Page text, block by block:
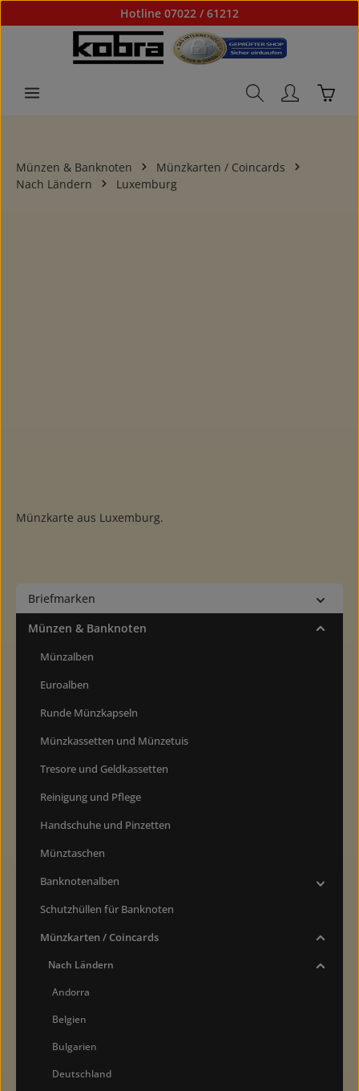
Zum Hauptinhalt springenHotline 07022 / 61212
Münzen & Banknoten
Münzkarten / Coincards
Nach Ländern
Luxemburg
Münzkarte aus Luxemburg.
Briefmarken
Münzen & Banknoten
Münzalben
Euroalben
Runde Münzkapseln
Münzkassetten und Münzetuis
Tresore und Geldkassetten
Reinigung und Pflege
Handschuhe und Pinzetten
Münztaschen
Banknotenalben
Schutzhüllen für Banknoten
Münzkarten / Coincards
Nach Ländern
Andorra
Belgien
Bulgarien
Deutschland